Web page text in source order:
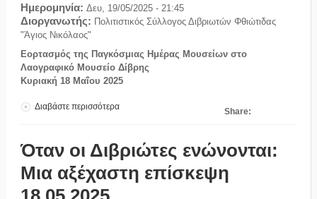
Ημερομηνία: Δευ, 19/05/2025 - 21:45
Διοργανωτής: Πολιτιστικός Σύλλογος Διβριωτών Φθιώτιδας
"Άγιος Νικόλαος"
Εορτασμός της Παγκόσμιας Ημέρας Μουσείων στο
Λαογραφικό Μουσείο Δίβρης
Κυριακή 18 Μαΐου 2025
Share:
Διαβάστε περισσότεραγια Εορτασμός της Παγκόσμιας Ημέρας Μουσείων
Όταν οι Διβριώτες ενώνονται:
Μια αξέχαστη επίσκεψη